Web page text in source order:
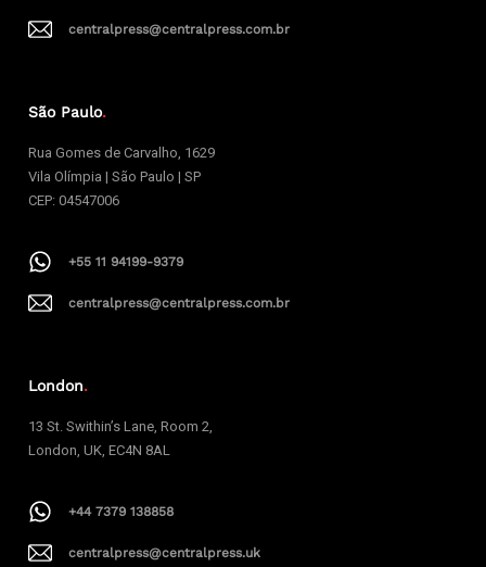
centralpress@centralpress.com.br
São Paulo.
Rua Gomes de Carvalho, 1629
Vila Olímpia | São Paulo | SP
CEP: 04547006
+55 11 94199-9379
centralpress@centralpress.com.br
London.
13 St. Swithin’s Lane, Room 2,
London, UK, EC4N 8AL
+44 7379 138858
centralpress@centralpress.uk